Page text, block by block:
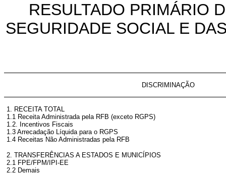
RESULTADO PRIMÁRIO
SEGURIDADE SOCIAL E
DISCRIMINAÇÃO
1. RECEITA TOTAL
1.1 Receita Administrada pela RFB (exceto RGPS)
1.2. Incentivos Fiscais
1.3 Arrecadação Líquida para o RGPS
1.4 Receitas Não Administradas pela RFB
2. TRANSFERÊNCIAS A ESTADOS E MUNICÍPIOS
2.1 FPE/FPM/IPI-EE
2.2 Demais